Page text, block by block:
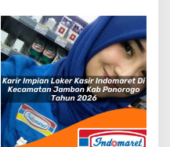
Paniai Tahun 2026